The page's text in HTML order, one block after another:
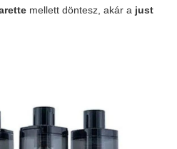
mellett döntesz, akár a just